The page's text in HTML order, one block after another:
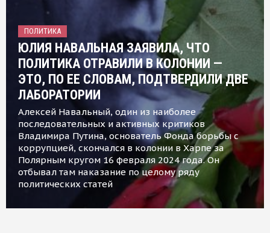
ПОЛИТИКА
ЮЛИЯ НАВАЛЬНАЯ ЗАЯВИЛА, ЧТО
ПОЛИТИКА ОТРАВИЛИ В КОЛОНИИ —
ЭТО, ПО ЕЕ СЛОВАМ, ПОДТВЕРДИЛИ ДВЕ
ЛАБОРАТОРИИ
Алексей Навальный, один из наиболее
последовательных и активных критиков
Владимира Путина, основатель Фонда борьбы с
коррупцией, скончался в колонии в Харпе за
Полярным кругом 16 февраля 2024 года. Он
отбывал там наказание по целому ряду
политических статей